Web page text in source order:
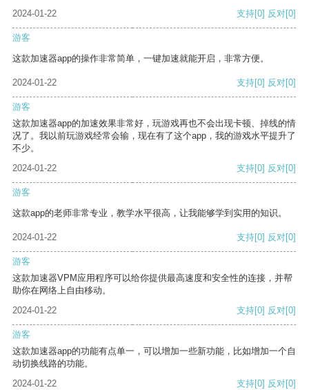
2024-01-22
支持[0] 反对[0]
游客
这款加速器app的操作非常简单，一键加速就能开启，非常方便。
2024-01-22 支持[0] 反对[0]
游客
这款加速器app的加速效果非常好，玩游戏再也不会出现卡顿、掉线的情
况了。我以前玩游戏经常会输，现在有了这个app，我的游戏水平提升了
不少。
2024-01-22
支持[0] 反对[0]
游客
这款app的老师非常专业，教学水平很高，让我能够学到实用的知识。
2024-01-22 支持[0] 反对[0]
游客
这款加速器VPM应用程序可以给你提供最高速度和安全性的连接，并帮
助你在网络上自由移动。
2024-01-22
支持[0] 反对[0]
游客
这款加速器app的功能有点单一，可以增加一些新功能，比如增加一个自
动切换线路的功能。
2024-01-22
支持[0] 反对[0]